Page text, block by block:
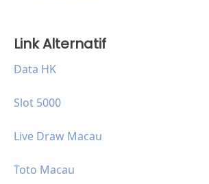
Link Alternatif
Data HK
Slot 5000
Live Draw Macau
Toto Macau